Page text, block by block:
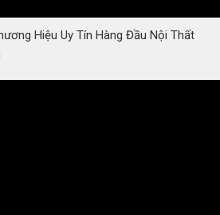
Hiệu Uy Tín Hàng Đầu Nội Thất